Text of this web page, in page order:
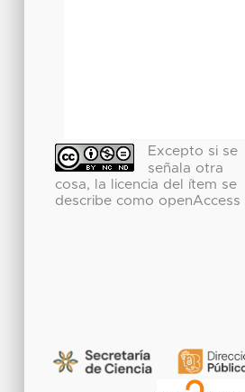
Excepto si se
señala otra
cosa, la licencia del ítem se
describe como openAccess